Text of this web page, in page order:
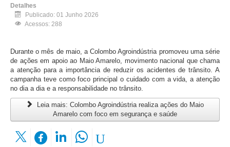
Detalhes
Publicado: 01 Junho 2026
Acessos: 288
Durante o mês de maio, a Colombo Agroindústria promoveu uma série
de ações em apoio ao Maio Amarelo, movimento nacional que chama
a atenção para a importância de reduzir os acidentes de trânsito. A
campanha teve como foco principal o cuidado com a vida, a atenção
no dia a dia e a responsabilidade no trânsito.
Leia mais: Colombo Agroindústria realiza ações do Maio
Amarelo com foco em segurança e saúde